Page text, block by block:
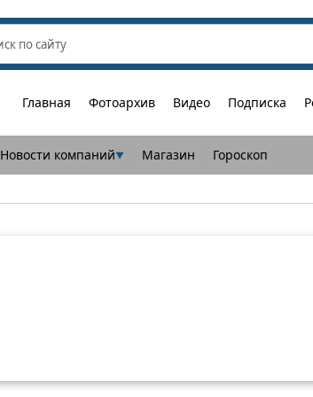
Главная Фотоархив Видео Подписка
Новости компаний▼ Магазин Гороскоп